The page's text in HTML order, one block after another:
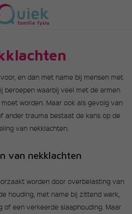
en dan met name bij mensen met
beroepen waarbij veel met de armen
worden. Maar ook als gevolg van
ander trauma bestaat de kans op de
van nekklachten.
van nekklachten
worden door overbelasting van
houding, met name bij zittend werk,
of een verkeerde slaaphouding. Maar